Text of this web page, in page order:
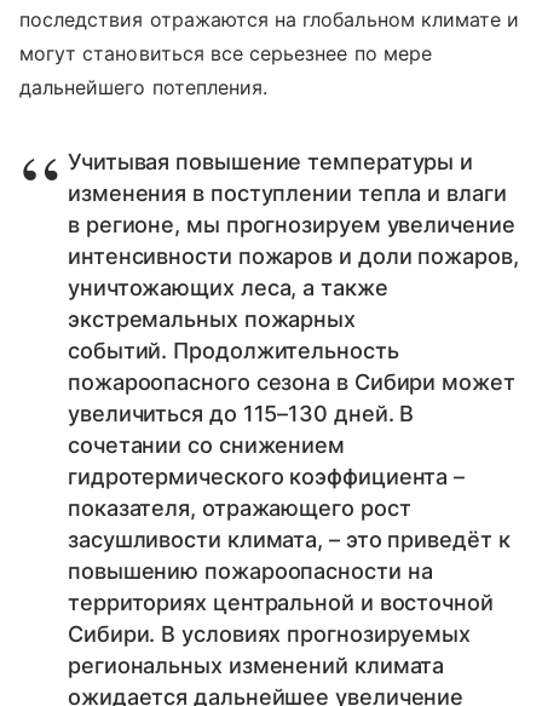
последствия отражаются на глобальном климате и
могут становиться все серьезнее по мере
дальнейшего потепления.
Учитывая повышение температуры и
изменения в поступлении тепла и влаги
в регионе, мы прогнозируем увеличение
интенсивности пожаров и доли пожаров,
уничтожающих леса, а также
экстремальных пожарных
событий. Продолжительность
пожароопасного сезона в Сибири может
увеличиться до 115–130 дней. В
сочетании со снижением
гидротермического коэффициента –
показателя, отражающего рост
засушливости климата, – это приведёт к
повышению пожароопасности на
территориях центральной и восточной
Сибири. В условиях прогнозируемых
региональных изменений климата
ожидается дальнейшее увеличение